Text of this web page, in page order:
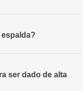
ser dado de alta